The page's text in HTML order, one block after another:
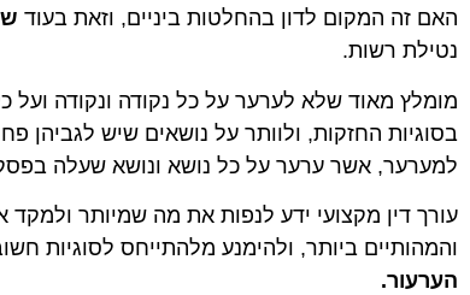
האם זה המקום לדון בהחלטות ביניים, וזאת בעוד
נטילת רשות.
מומלץ מאוד שלא לערער על כל נקודה ונקודה ועל כל
בסוגיות החזקות, ולוותר על נושאים שיש לגביהן
למערער, אשר ערער על כל נושא ונושא שעלה בפסק
עורך דין מקצועי ידע לנפות את מה שמיותר
והמהותיים ביותר, ולהימנע מלהתייחס לסוגיות
הערעור.